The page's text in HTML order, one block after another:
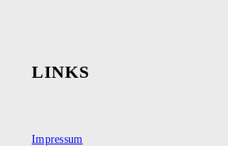
LINKS
Impressum